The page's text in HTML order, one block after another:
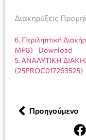
Διακηρύξεις
6. Περιληπτική
ΜΡ8)
Download
5. ΑΝΑΛΥΤΙΚΉ
(25PROC017263525)
Προηγούμενο